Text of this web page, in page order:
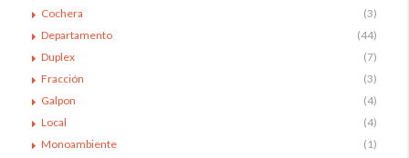
Cochera
(3)
Departamento
(44)
Duplex
(7)
Fracción
(3)
Galpon
(4)
Local
(4)
Monoambiente
(1)